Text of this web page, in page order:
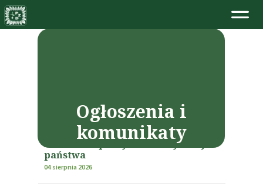
Ogłoszenia i
komunikaty
Polski Związek Działkowców
opracował raport strategiczny o
roli ROD w polityce klimatycznej
państwa
04 sierpnia 2026